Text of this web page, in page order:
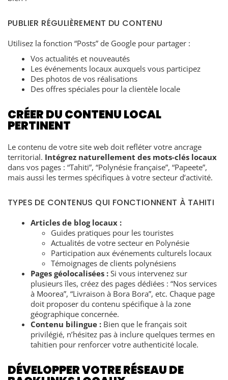
PUBLIER RÉGULIÈREMENT DU CONTENU
Utilisez la fonction “Posts” de Google pour partager :
Vos actualités et nouveautés
Les événements locaux auxquels vous participez
Des photos de vos réalisations
Des offres spéciales pour la clientèle locale
CRÉER DU CONTENU LOCAL
PERTINENT
Le contenu de votre site web doit refléter votre ancrage
territorial. Intégrez naturellement des mots-clés locaux
dans vos pages : “Tahiti”, “Polynésie française”, “Papeete”,
mais aussi les termes spécifiques à votre secteur d’activité.
TYPES DE CONTENUS QUI FONCTIONNENT À TAHITI
Articles de blog locaux :
Guides pratiques pour les touristes
Actualités de votre secteur en Polynésie
Participation aux événements culturels locaux
Témoignages de clients polynésiens
Pages géolocalisées : Si vous intervenez sur
plusieurs îles, créez des pages dédiées : “Nos services
à Moorea”, “Livraison à Bora Bora”, etc. Chaque page
doit proposer du contenu spécifique à la zone
géographique concernée.
Contenu bilingue : Bien que le français soit
privilégié, n’hésitez pas à inclure quelques termes en
tahitien pour renforcer votre authenticité locale.
DÉVELOPPER VOTRE RÉSEAU DE